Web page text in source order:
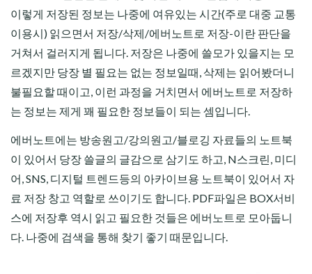
이렇게 저장된 정보는 나중에 여유있는 시간(주로 대중 교통
이용시) 읽으면서 저장/삭제/에버노트로 저장-이란 판단을
거쳐서 걸러지게 됩니다. 저장은 나중에 쓸모가 있을지는 모
르겠지만 당장 별 필요는 없는 정보일때, 삭제는 읽어봤더니
불필요할 때이고, 이런 과정을 거치면서 에버노트로 저장하
는 정보는 제게 꽤 필요한 정보들이 되는 셈입니다.
에버노트에는 방송원고/강의원고/블로깅 자료들의 노트북
이 있어서 당장 쓸글의 글감으로 삼기도 하고, N스크린, 미디
어, SNS, 디지털 트렌드등의 아카이브용 노트북이 있어서 자
료 저장 창고 역할로 쓰이기도 합니다. PDF파일은 BOX서비
스에 저장후 역시 읽고 필요한 것들은 에버노트로 모아둡니
다. 나중에 검색을 통해 찾기 좋기 때문입니다.